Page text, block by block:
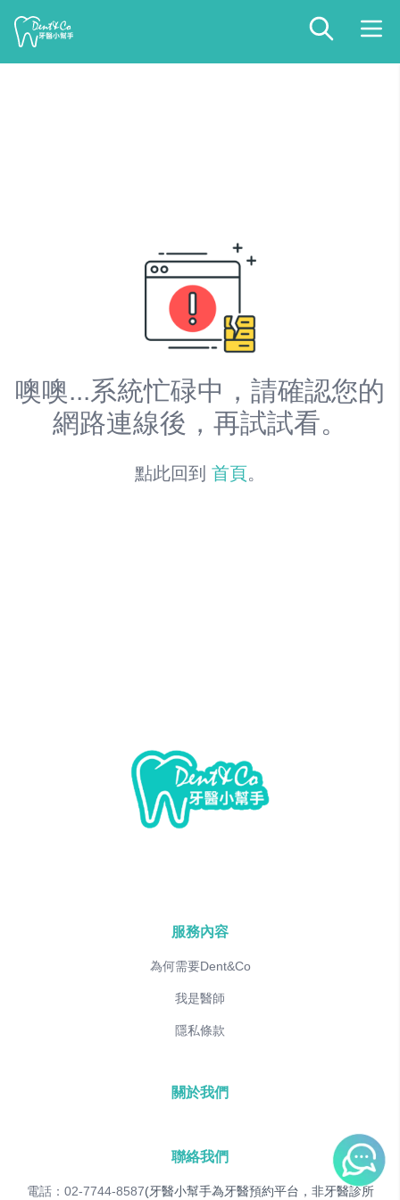
噢噢...系統忙碌中，請確認您的
網路連線後，再試試看。
點此回到 首頁。
服務內容
為何需要Dent&Co
我是醫師
隱私條款
關於我們
聯絡我們
電話：02-7744-8587(牙醫小幫手為牙醫預約平台，非牙醫診所